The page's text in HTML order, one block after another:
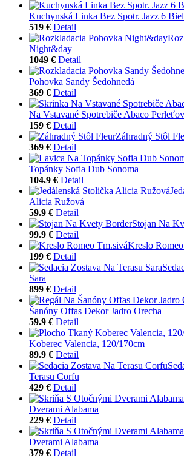
Kuchynská Linka Bez Spotr. Jazz 6
519 € Detail
Night&day
1049 € Detail
Pohovka Sandy Šedohnedá
369 € Detail
Na Vstavané Spotrebiče Abaco
159 € Detail
Záhradný Stôl
369 € Detail
Topánky Sofia Dub Sonoma
104.9 € Detail
Alicia Ružová
59.9 € Detail
Stojan Na
99.9 € Detail
Kreslo
199 € Detail
Sara
899 € Detail
Šanóny Offas Dekor Jadro Orecha
59.9 € Detail
Koberec Valencia, 120/170cm
89.9 € Detail
Terasu Corfu
429 € Detail
Dverami Alabama
229 € Detail
Dverami Alabama
379 € Detail